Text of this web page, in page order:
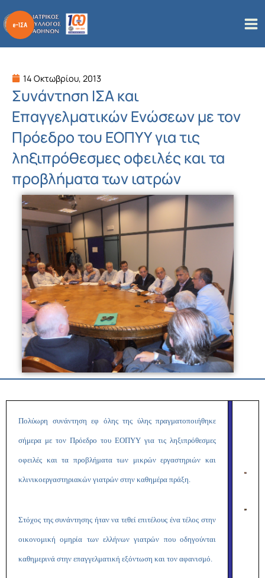
στο
περιεχόμενο
14 Οκτωβρίου, 2013
Συνάντηση ΙΣΑ και
Επαγγελματικών Ενώσεων με τον
Πρόεδρο του ΕΟΠΥΥ για τις
ληξιπρόθεσμες οφειλές και τα
προβλήματα των ιατρών
Πολύωρη συνάντηση εφ όλης της ύλης πραγματοποιήθηκε
σήμερα με τον Πρόεδρο του ΕΟΠΥΥ για τις ληξιπρόθεσμες
οφειλές και τα προβλήματα των μικρών εργαστηριών και
κλινικοεργαστηριακών γιατρών στην καθημέρα πράξη.
Στόχος της συνάντησης ήταν να τεθεί επιτέλους ένα τέλος στην
οικονομική ομηρία των ελλήνων γιατρών που οδηγούνται
καθημερινά στην επαγγελματική εξόντωση και τον αφανισμό.